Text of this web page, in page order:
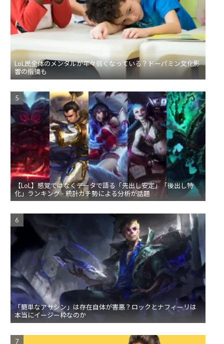
LoL民全体のメンタルが年々弱くなっている？ドーパミン文化影
響の指摘も
【LoL】感覚ではなくデータで語る「先出し安定」「後出し特
化」ランキング - 統計ガチ勢による分析が話題
「簡単なアサシン」は存在自体が害悪？ロックとナフィーリは
本当にイージー枠なのか